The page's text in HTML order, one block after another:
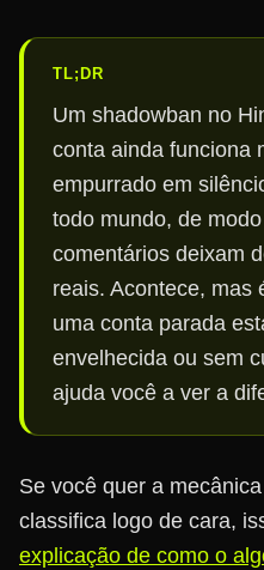
TL;DR
Um shadowban no
conta ainda funciona
empurrado em
todo mundo, de
comentários deixam
reais. Acontece, mas
uma conta parada
envelhecida ou sem
ajuda você a ver a
Se você quer a
classifica logo de cara,
explicação de como o